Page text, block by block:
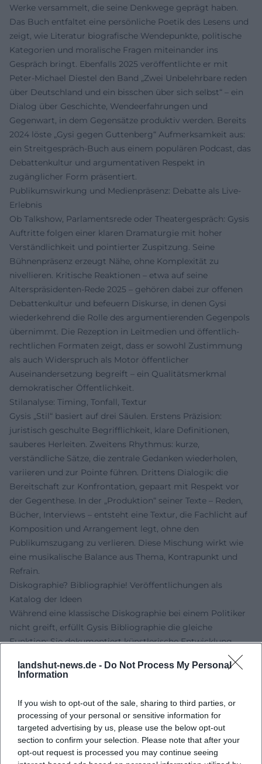
landshut-news.de - Do Not Process My Personal
Information
If you wish to opt-out of the sale, sharing to third parties, or
processing of your personal or sensitive information for
targeted advertising by us, please use the below opt-out
section to confirm your selection. Please note that after your
opt-out request is processed you may continue seeing
Werke versammelt, die seine Denkwege geprägt haben.
Das Buch entfaltet eine persönliche Poetik des Lesens und
zeigt, wie Literatur biografische Wendepunkte, politische
Kategorien und moralische Fragen miteinander ins
Gespräch bringt. Ebenfalls 2025 veröffentlichte er mit
Peter-Michael Diestel den Band „Zwei Unbelehrbare reden
über Deutschland und ein bisschen über sich selbst“ – ein
Dialog über Geschichte, Wendeerfahrungen und
Gegenwart, in dem Gegensätze produktiv werden. Bereits
2024 löste „Gysi gegen Guttenberg“ Aufmerksamkeit aus:
ein Streitgespräch-Buch aus einem populären Podcast, das
Debattenkultur und argumentativen Respekt in
zugänglicher Form präsentiert.
Publikumswirkung und Medienpräsenz: Debatte als Live-
Erlebnis
Ob Talkshow, Parlamentsrede oder Theatergespräch: Gysis
Auftritte folgen einer klaren Dramaturgie mit hoher
Verständlichkeit und pointierter Zuspitzung. Seine
Bühnenpräsenz erzeugt Nähe, ohne Komplexität zu
nivellieren. Kritische Reaktionen – etwa auf seine
Alterspräsidenten-Rede 2025 – gehören dabei zur offenen
Debattenkultur und befeuern Diskurse, in denen Gysi
wiederkehrend die Rolle des argumentierenden Gegenpols
übernimmt. Die Rezeption in Leitmedien und öffentlich-
rechtlichen Formaten zeigt, dass er sowohl Zustimmung
als auch Widerspruch als Motor öffentlicher
Auseinandersetzung begreift – ein Qualitätsmerkmal
demokratischer Öffentlichkeit.
Stilanalyse: Timing, Tonfall, Textur
Gysis „Stil“ basiert auf drei Säulen. Erstens Präzision:
juristisch geschulte Begrifflichkeit, klare Definitionen,
sauberes Herleiten. Zweitens Rhythmus: kurze,
verständliche Sätze, die zentrale Gedanken wiederholen,
variieren und zur Pointe führen. Drittens Dialogik: die
Bereitschaft zur Konfrontation, gepaart mit Respekt vor
der Gegenthese. In der „Produktion“ seiner Texte – Reden,
Bücher, Interviews – entsteht eine Textur, die Fachlicht auf
Komposition und Arrangement legt, ohne den
Publikumszugang zu verlieren. Diese Mischung wirkt wie
eine musikalische Balance aus Thema, Kontrapunkt und
Refrain.
Diskographie? Bibliographie! Veröffentlichungen als
Katalog der Ideen
Während eine klassische Diskographie bei einem Politiker
nicht greift, erfüllt Gysis Bibliographie die gleiche
Funktion: Sie dokumentiert künstlerische Entwicklung,
inhaltliche Schwerpunkte und Resonanzphasen. „Mein
Leben in 13 Büchern“ (2025) präsentiert eine poetische
(2025) spiegelt die Debattenenergie aus Ost- und
Westperspektive. „Gysi gegen Guttenberg“ (2024)
verknüpft Bühnen- und Podcast-Erfahrung mit
Printpublizistik. Zusammen ergibt sich eine Werkfolge, die
die Spannweite von Literaturreflexion bis politischer